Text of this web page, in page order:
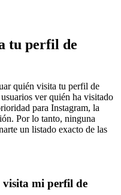
tu perfil de
quién visita tu perfil de
ver quién ha visitado
para Instagram, la
Por lo tanto, ninguna
un listado exacto de las
visita mi perfil de